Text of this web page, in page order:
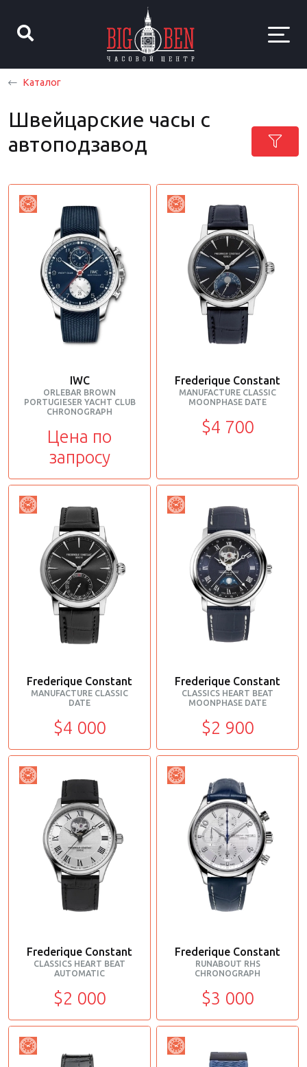
Каталог
Швейцарские часы с
автоподзавод
IWC
ORLEBAR BROWN
PORTUGIESER YACHT CLUB
CHRONOGRAPH
Цена по
запросу
Frederique Constant
MANUFACTURE CLASSIC
MOONPHASE DATE
$4 700
Frederique Constant
MANUFACTURE CLASSIC
DATE
$4 000
Frederique Constant
CLASSICS HEART BEAT
MOONPHASE DATE
$2 900
Frederique Constant
CLASSICS HEART BEAT
AUTOMATIC
$2 000
Frederique Constant
RUNABOUT RHS
CHRONOGRAPH
$3 000